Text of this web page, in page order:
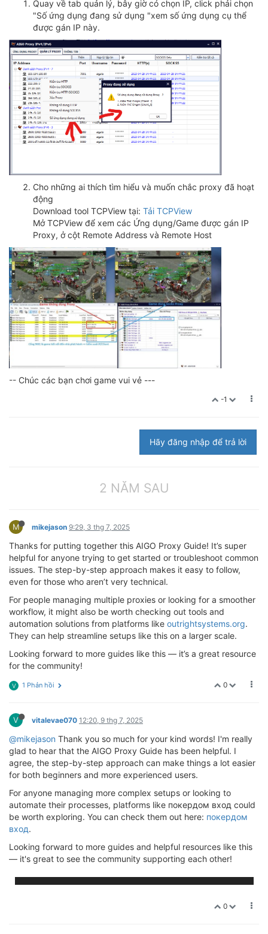
Quay về tab quản lý, bây giờ có chọn IP, click phải chọn
"Số ứng dụng đang sử dụng "xem số ứng dụng cụ thể
được gán IP này.
Cho những ai thích tìm hiểu và muốn chắc proxy đã hoạt
động
Download tool TCPView tại: Tải TCPView
Mở TCPView để xem các Ứng dụng/Game được gán IP
Proxy, ở cột Remote Address và Remote Host
-- Chúc các bạn chơi game vui vẻ ---
-1
Hãy đăng nhập để trả lời
2 NĂM SAU
M mikejason 9:29, 3 thg 7, 2025
Thanks for putting together this AIGO Proxy Guide! It’s super
helpful for anyone trying to get started or troubleshoot common
issues. The step-by-step approach makes it easy to follow,
even for those who aren’t very technical.
For people managing multiple proxies or looking for a smoother
workflow, it might also be worth checking out tools and
automation solutions from platforms like outrightsystems.org.
They can help streamline setups like this on a larger scale.
Looking forward to more guides like this — it’s a great resource
for the community!
0
V 1 Phản hồi
V vitalevae070 12:20, 9 thg 7, 2025
@mikejason Thank you so much for your kind words! I'm really
glad to hear that the AIGO Proxy Guide has been helpful. I
agree, the step-by-step approach can make things a lot easier
for both beginners and more experienced users.
For anyone managing more complex setups or looking to
automate their processes, platforms like покердом вход could
be worth exploring. You can check them out here: покердом
вход.
Looking forward to more guides and helpful resources like this
— it's great to see the community supporting each other!
0